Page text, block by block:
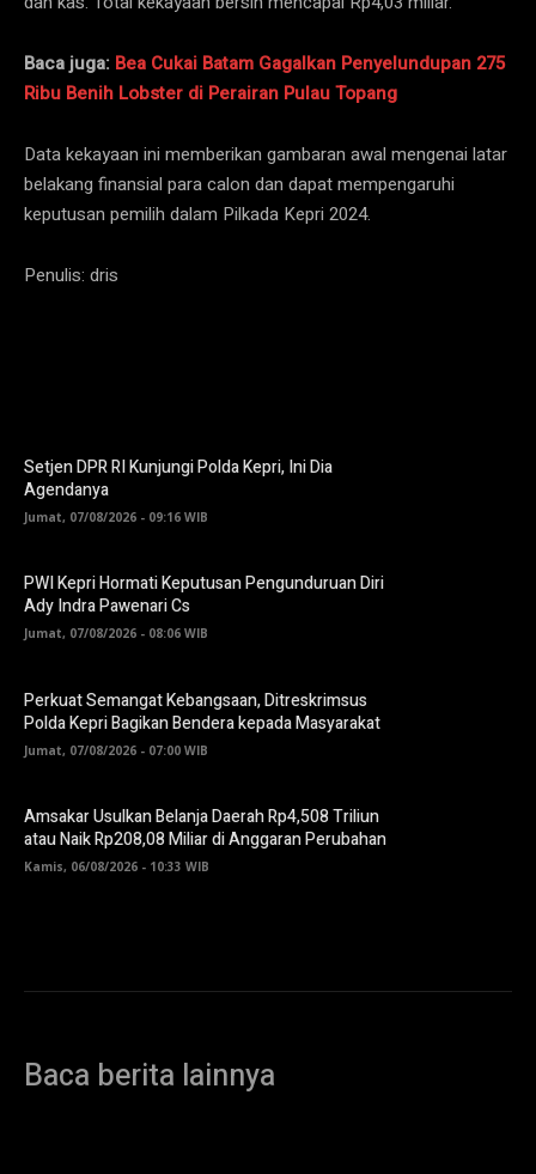
Baca juga: Bea Cukai Batam Gagalkan Penyelundupan 275
Ribu Benih Lobster di Perairan Pulau Topang
Data kekayaan ini memberikan gambaran awal mengenai latar
belakang finansial para calon dan dapat mempengaruhi
keputusan pemilih dalam Pilkada Kepri 2024.
Penulis: dris
Setjen DPR RI Kunjungi Polda Kepri, Ini Dia
Agendanya
Jumat, 07/08/2026 - 09:16 WIB
PWI Kepri Hormati Keputusan Pengunduruan Diri
Ady Indra Pawenari Cs
Jumat, 07/08/2026 - 08:06 WIB
Perkuat Semangat Kebangsaan, Ditreskrimsus
Polda Kepri Bagikan Bendera kepada Masyarakat
Jumat, 07/08/2026 - 07:00 WIB
Amsakar Usulkan Belanja Daerah Rp4,508 Triliun
atau Naik Rp208,08 Miliar di Anggaran Perubahan
Kamis, 06/08/2026 - 10:33 WIB
Baca berita lainnya